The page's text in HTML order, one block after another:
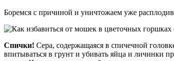
Боремся с причиной и уничтожаем уже
Спички! Сера, содержащаяся в спичечной
впитываться в грунт и убивать яйца и личинки